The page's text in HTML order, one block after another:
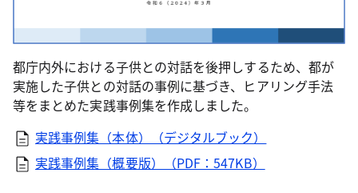
都庁内外における子供との対話を後押しするため、都が
実施した子供との対話の事例に基づき、ヒアリング手法
等をまとめた実践事例集を作成しました。
実践事例集（本体）（デジタルブック）
実践事例集（概要版）（PDF：547KB）